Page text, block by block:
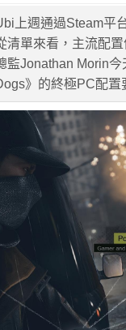
上週通過Steam平
清單來看，主流配
監Jonathan Morin
》的終極PC配置